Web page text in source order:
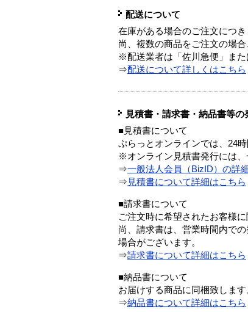
配送について
在庫がある場合のご注文につ
尚、複数の商品をご注文の場
※配送業者は「佐川急便」ま
⇒配送について詳しくはこちら
見積書・請求書・納品書等の
■見積書について
ぷらっとオンラインでは、24
※オンライン見積書発行には、
⇒一般法人会員（BizID）の詳
⇒ 見積書について詳細はこちら
■請求書について
ご注文時に希望されたお客様
尚、請求書は、営業時間内で
場合がございます。
⇒請求書について詳細はこちら
■納品書について
お届けする商品に同梱致します
⇒納品書について詳細はこちら